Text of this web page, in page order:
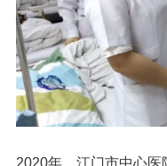
2020年，江门市中心